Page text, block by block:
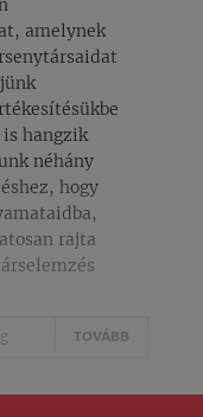
amelynek
hangzik
néhány
hogy
rajta
TOVÁBB